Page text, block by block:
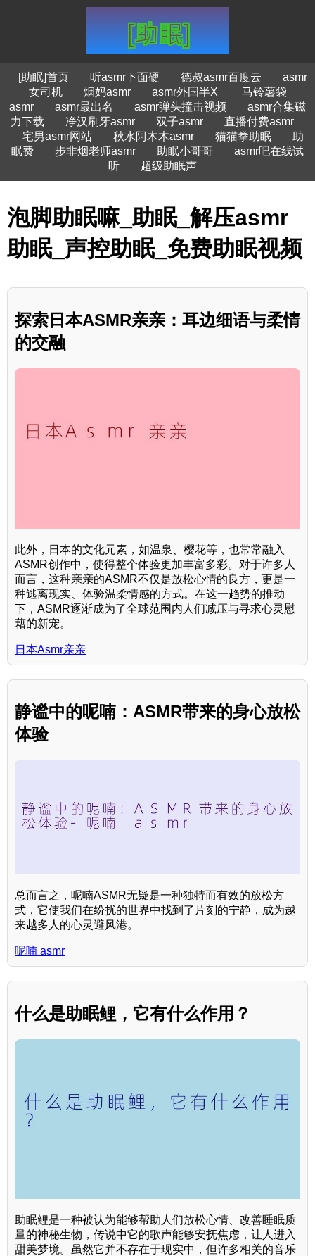
[助眠]首页 听asmr下面硬 德叔asmr百度云
asmr
女司机
烟妈asmr asmr外国半X
马铃薯袋
asmr
asmr最出名 asmr弹头撞击视频
asmr合集磁
力下载
净汉刷牙asmr 双子asmr
直播付费asmr
宅男asmr网站
秋水阿木木asmr 猫猫拳助眠
助
眠费
步非烟老师asmr 助眠小哥哥
asmr吧在线试
听
超级助眠声
泡脚助眠嘛_助眠_解压asmr
助眠_声控助眠_免费助眠视频
探索日本ASMR亲亲：耳边细语与柔情
的交融
此外，日本的文化元素，如温泉、樱花等，也常常融入
ASMR创作中，使得整个体验更加丰富多彩。对于许多人
而言，这种亲亲的ASMR不仅是放松心情的良方，更是一
种逃离现实、体验温柔情感的方式。在这一趋势的推动
下，ASMR逐渐成为了全球范围内人们减压与寻求心灵慰
藉的新宠。
日本Asmr亲亲
静谧中的呢喃：ASMR带来的身心放松
体验
总而言之，呢喃ASMR无疑是一种独特而有效的放松方
式，它使我们在纷扰的世界中找到了片刻的宁静，成为越
来越多人的心灵避风港。
呢喃 asmr
什么是助眠鲤，它有什么作用？
助眠鲤是一种被认为能够帮助人们放松心情、改善睡眠质
量的神秘生物，传说中它的歌声能够安抚焦虑，让人进入
甜美梦境。虽然它并不存在于现实中，但许多相关的音乐